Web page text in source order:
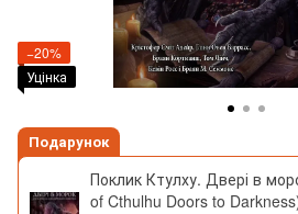
−20%
Уцінка
Подарунок
Поклик Ктулху. Двері в
of Cthulhu Doors to